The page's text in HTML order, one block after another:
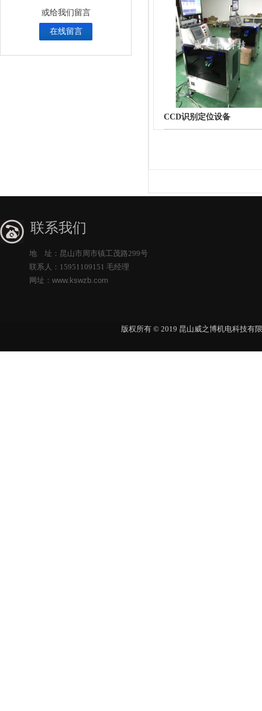
或给我们留言
在线留言
CCD识别定位设备
联系我们
地 址：昆山市周市镇工茂路299号
联系人：15951109151 毛经理
网址： www.kswzb.com
版权所有 © 2019 昆山威之博机电科技